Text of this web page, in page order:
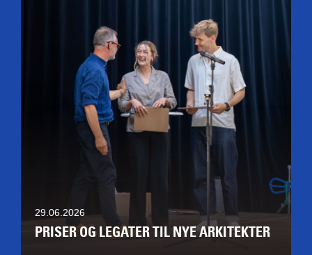
29.06.2026
PRISER OG LEGATER TIL NYE ARKITEKTER